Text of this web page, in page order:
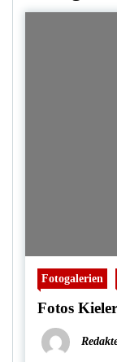
Fotogalerien
Fotos